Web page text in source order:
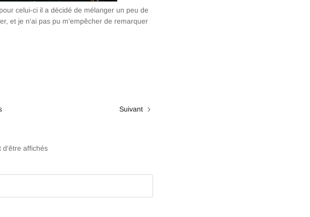
celui-ci il a décidé de mélanger un peu de
et je n'ai pas pu m'empêcher de remarquer
Suivant
d'être affichés